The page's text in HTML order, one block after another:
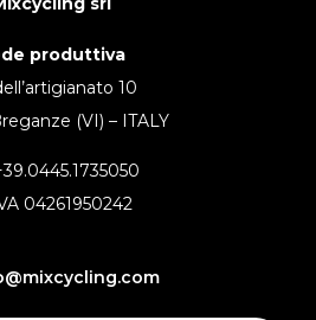
produttiva
10
(VI) – ITALY
04261950242